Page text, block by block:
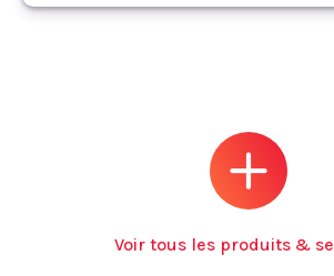
Voir tous les produits &